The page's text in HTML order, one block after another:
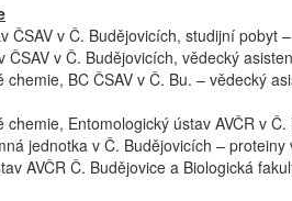
ČSAV v Č. Budějovicích, studijní pobyt
ČSAV v Č. Budějovicích, vědecký
chemie, BC ČSAV v Č. Bu. – vědecký
chemie, Entomologický ústav AVČR v
jednotka v Č. Budějovicích –
AVČR Č. Budějovice a Biologická